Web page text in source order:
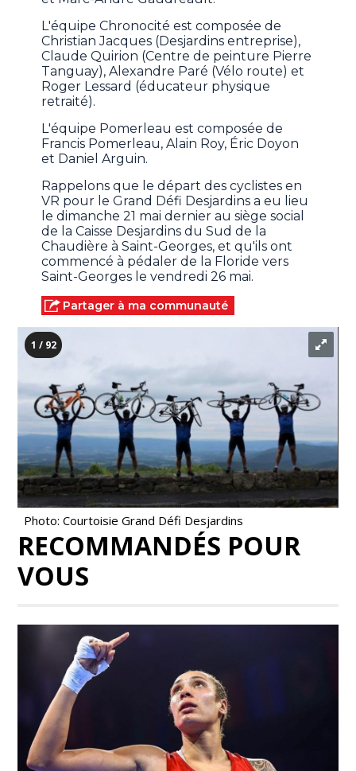
L'équipe Chronocité est composée de
Christian Jacques (Desjardins entreprise),
Claude Quirion (Centre de peinture Pierre
Tanguay), Alexandre Paré (Vélo route) et
Roger Lessard (éducateur physique
retraité).
L'équipe Pomerleau est composée de
Francis Pomerleau, Alain Roy, Éric Doyon
et Daniel Arguin.
Rappelons que le départ des cyclistes en
VR pour le Grand Défi Desjardins a eu lieu
le dimanche 21 mai dernier au siège social
de la Caisse Desjardins du Sud de la
Chaudière à Saint-Georges, et qu'ils ont
commencé à pédaler de la Floride vers
Saint-Georges le vendredi 26 mai.
Partager à ma communauté
1 / 92
Photo: Courtoisie Grand Défi Desjardins
RECOMMANDÉS POUR
VOUS